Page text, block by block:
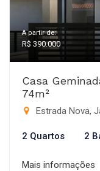
A partir de:
R$ 390.000
Casa
74m²
Estrada Nova,
2 Quartos 2
Mais informações